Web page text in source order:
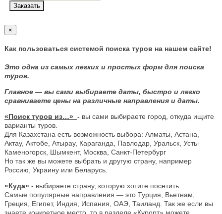
Заказать
×
Как пользоваться системой поиска туров на нашем сайте!
Это одна из самых легких и простых форм для поиска
туров.
Главное — вы сами выбираете даты, быстро и легко
сравниваете цены на различные направления и даты.
«Поиск туров из…» - вы сами выбираете город, откуда ищите
варианты туров.
Для Казахстана есть возможность выбора: Алматы, Астана,
Актау, Актобе, Атырау, Караганда, Павлодар, Уральск, Усть-
Каменогорск, Шымкент, Москва, Санкт-Петербург
Но так же вы можете выбрать и другую страну, например
Россию, Украину или Беларусь.
«Куда» - выбираете страну, которую хотите посетить.
Самые популярные направления — это Турция, Вьетнам,
Греция, Египет, Индия, Испания, ОАЭ, Таиланд. Так же если вы